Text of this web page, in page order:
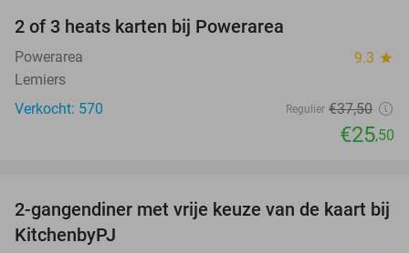
2 of 3 heats karten bij Powerarea
Powerarea 9.3 star
Lemiers
Verkocht: 570
Regulier €37,50
€25,50
23%
2-gangendiner met vrije keuze van de kaart bij
KitchenbyPJ